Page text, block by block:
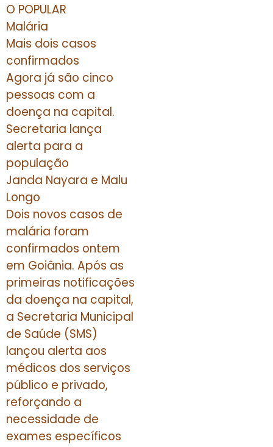
O POPULAR
Malária
Mais dois casos
confirmados
Agora já são cinco
pessoas com a
doença na capital.
Secretaria lança
alerta para a
população
Janda Nayara e Malu
Longo
Dois novos casos de
malária foram
confirmados ontem
em Goiânia. Após as
primeiras notificações
da doença na capital,
a Secretaria Municipal
de Saúde (SMS)
lançou alerta aos
médicos dos serviços
público e privado,
reforçando a
necessidade de
exames específicos